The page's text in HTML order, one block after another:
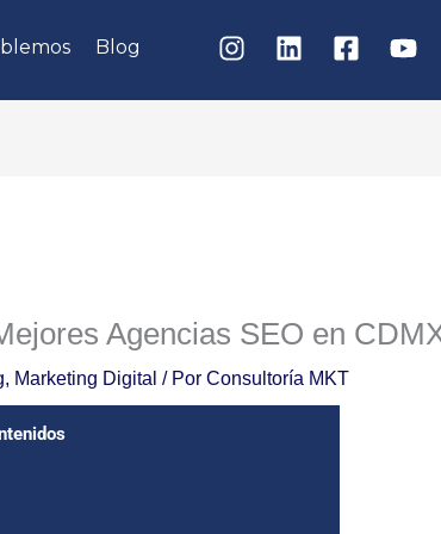
Blog
Agencias SEO en
, Marketing Digital / PorConsultoría MKT